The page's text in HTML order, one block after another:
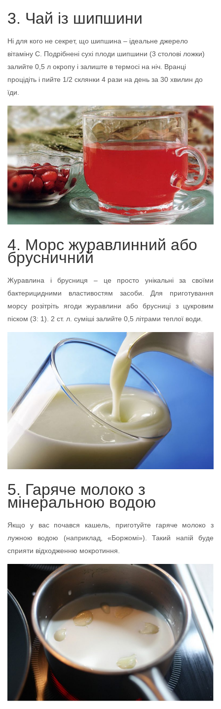
3. Чай із шипшини
Ні для кого не секрет, що шипшина – ідеальне джерело
вітаміну С. Подрібнені сухі плоди шипшини (3 столові ложки)
залийте 0,5 л окропу і залиште в термосі на ніч. Вранці
процідіть і пийте 1/2 склянки 4 рази на день за 30 хвилин до
їди.
4. Морс журавлинний або
брусничний
Журавлина і брусниця – це просто унікальні за своїми
бактерицидними властивостям засоби. Для приготування
морсу розітріть ягоди журавлини або брусниці з цукровим
піском (3: 1). 2 ст. л. суміші залийте 0,5 літрами теплої води.
5. Гаряче молоко з
мінеральною водою
Якщо у вас почався кашель, приготуйте гаряче молоко з
лужною водою (наприклад, «Боржомі»). Такий напій буде
сприяти відходженню мокротиння.